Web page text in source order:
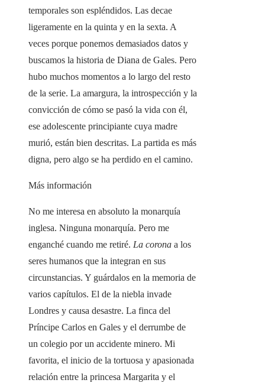
temporales son espléndidos. Las decae
ligeramente en la quinta y en la sexta. A
veces porque ponemos demasiados datos y
buscamos la historia de Diana de Gales. Pero
hubo muchos momentos a lo largo del resto
de la serie. La amargura, la introspección y la
convicción de cómo se pasó la vida con él,
ese adolescente principiante cuya madre
murió, están bien descritas. La partida es más
digna, pero algo se ha perdido en el camino.
Más información
No me interesa en absoluto la monarquía
inglesa. Ninguna monarquía. Pero me
enganché cuando me retiré. La corona a los
seres humanos que la integran en sus
circunstancias. Y guárdalos en la memoria de
varios capítulos. El de la niebla invade
Londres y causa desastre. La finca del
Príncipe Carlos en Gales y el derrumbe de
un colegio por un accidente minero. Mi
favorita, el inicio de la tortuosa y apasionada
relación entre la princesa Margarita y el